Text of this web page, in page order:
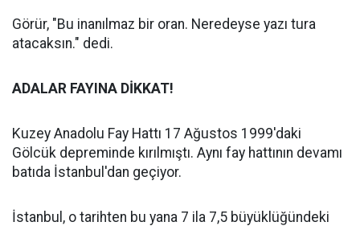
Görür, "Bu inanılmaz bir oran. Neredeyse yazı tura
atacaksın." dedi.
ADALAR FAYINA DİKKAT!
Kuzey Anadolu Fay Hattı 17 Ağustos 1999'daki
Gölcük depreminde kırılmıştı. Aynı fay hattının devamı
batıda İstanbul'dan geçiyor.
İstanbul, o tarihten bu yana 7 ila 7,5 büyüklüğündeki